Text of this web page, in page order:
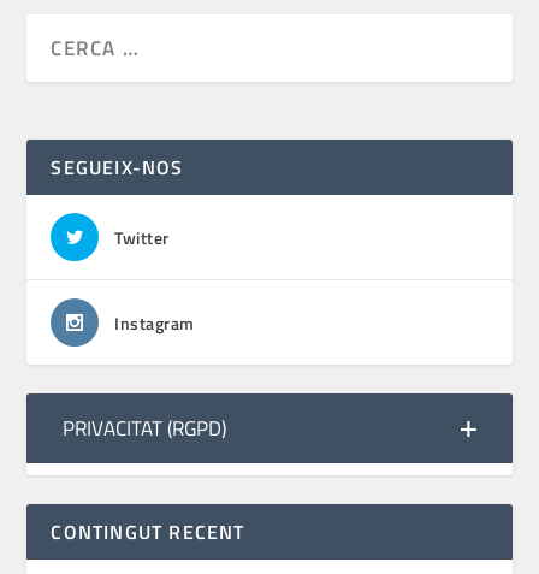
SEGUEIX-NOS
Twitter
Instagram
PRIVACITAT (RGPD)
CONTINGUT RECENT